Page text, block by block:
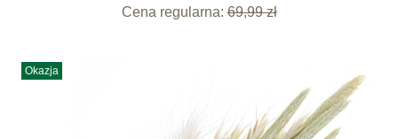
Cena regularna: 69,99 zł
Okazja